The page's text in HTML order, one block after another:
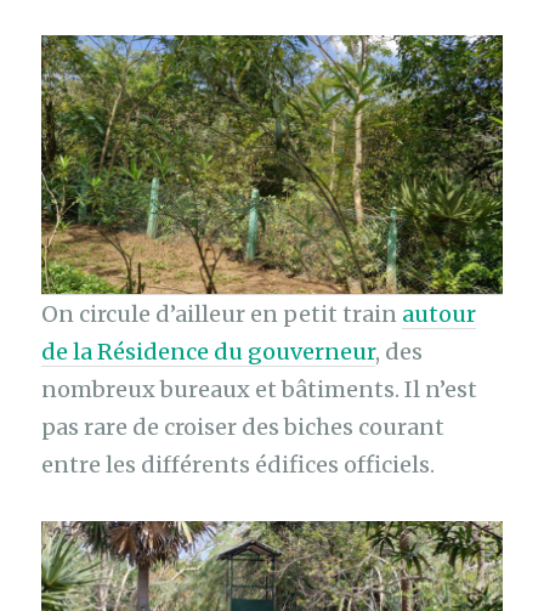
On circule d’ailleur en petit train autour
de la Résidence du gouverneur, des
nombreux bureaux et bâtiments. Il n’est
pas rare de croiser des biches courant
entre les différents édifices officiels.